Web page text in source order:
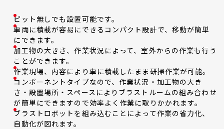
ピット無しでも設置可能です。
車両に積載が容易にできるコンパクト設計で、移動が簡単
にできます。
加工物の大きさ、作業状況によって、室外からの作業も行う
ことができます。
作業現場、内容により車に積載したまま研掃作業が可能。
コンポーネントタイプなので、作業状況・加工物の大き
さ・設置場所・スペースによりブラストルームの組み合わせ
が簡単にできますので効率よく作業に取りかかれます。
ブラストロボットを組み込むことによって作業の省力化、
自動化が図れます。